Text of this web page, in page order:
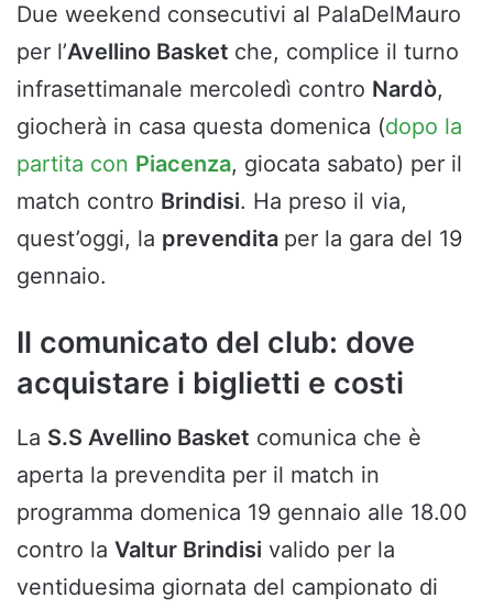
Due weekend consecutivi al PalaDelMauro
per l’Avellino Basket che, complice il turno
infrasettimanale mercoledì contro Nardò,
giocherà in casa questa domenica (dopo la
partita con Piacenza, giocata sabato) per il
match contro Brindisi. Ha preso il via,
quest’oggi, la prevendita per la gara del 19
gennaio.
Il comunicato del club: dove
acquistare i biglietti e costi
La S.S Avellino Basket comunica che è
aperta la prevendita per il match in
programma domenica 19 gennaio alle 18.00
contro la Valtur Brindisi valido per la
ventiduesima giornata del campionato di